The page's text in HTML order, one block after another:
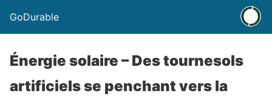
GoDurable
Énergie solaire – Des tournesols
artificiels se penchant vers la